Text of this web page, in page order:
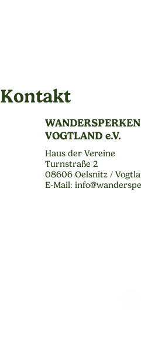
Kontakt
VOGTLAND e.V.
Haus der Vereine
Turnstraße 2
08606 Oelsnitz /
E-Mail: